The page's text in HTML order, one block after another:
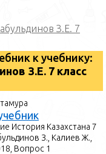
З.Е. 7
к учебнику:
З.Е. 7 класс
История Казахстана 7
З., Калиев Ж.,
Вопрос 1